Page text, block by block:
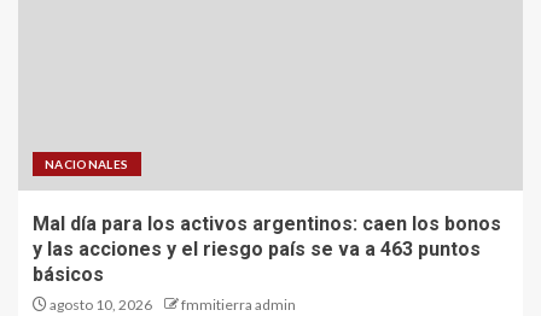
NACIONALES
Mal día para los activos argentinos: caen los bonos
y las acciones y el riesgo país se va a 463 puntos
básicos
agosto 10, 2026 fmmitierra admin